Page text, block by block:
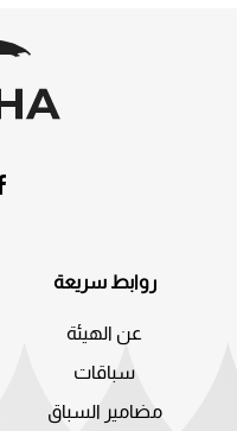
روابط سريعة
عن الهيئة
سباقات
مضامير السباق